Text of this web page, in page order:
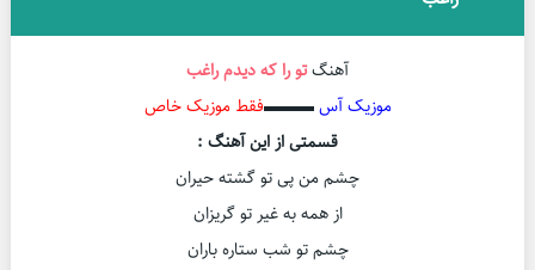
آهنگتو را که دیدمراغب
موزیک آس▬▬▬فقط موزیک خاص
قسمتی از این آهنگ :
چشم من پی تو گشته حیران
از همه به غیر تو گریزان
چشم تو شب ستاره باران